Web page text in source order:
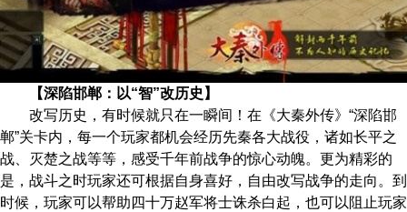
【深陷邯郸：以“智”改历史】
改写历史，有时候就只在一瞬间！在《大秦外传》“深陷邯
郸”关卡内，每一个玩家都机会经历先秦各大战役，诸如长平之
战、灭楚之战等等，感受千年前战争的惊心动魄。更为精彩的
是，战斗之时玩家还可根据自身喜好，自由改写战争的走向。到
时候，玩家可以帮助四十万赵军将士诛杀白起，也可以阻止玩家